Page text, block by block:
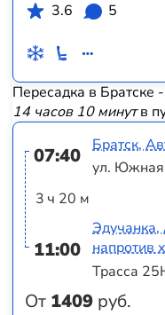
3.6
5
Пересадка в Братске
14 часов 10 минутв
07:40
3 ч 20 м
11:00
От 1409 руб.
Братск,
ул.
Эдучанка,
напротив
Трасса